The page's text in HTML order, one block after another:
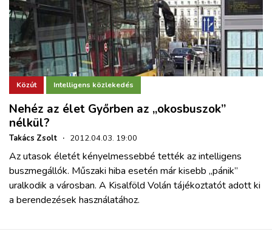
Közút Intelligens közlekedés
Nehéz az élet Győrben az „okosbuszok”
nélkül?
Takács Zsolt · 2012.04.03. 19:00
Az utasok életét kényelmessebbé tették az intelligens
buszmegállók. Műszaki hiba esetén már kisebb „pánik”
uralkodik a városban. A Kisalföld Volán tájékoztatót adott ki
a berendezések használatához.